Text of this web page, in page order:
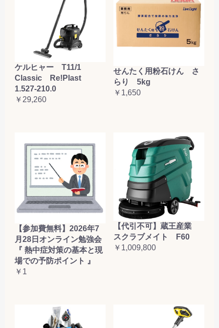
ケルヒャー T11/1
Classic Re!Plast
1.527-210.0
￥29,260
せんたく用粉石けん さ
らり 5kg
￥1,650
【参加費無料】2026年7
月28日オンライン勉強会
『 熱中症対策の基本と現
場での予防ポイント 』
￥1
【代引不可】蔵王産業
スクラブメイト F60
￥1,009,800